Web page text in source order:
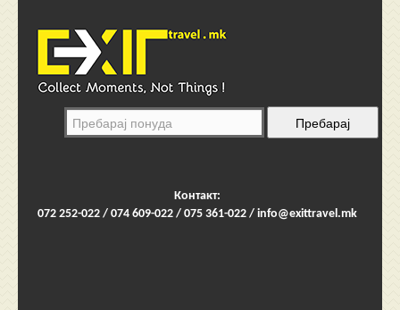
Контакт:
072 252-022 / 074 609-022 / 075 361-022 / info@exittravel.mk